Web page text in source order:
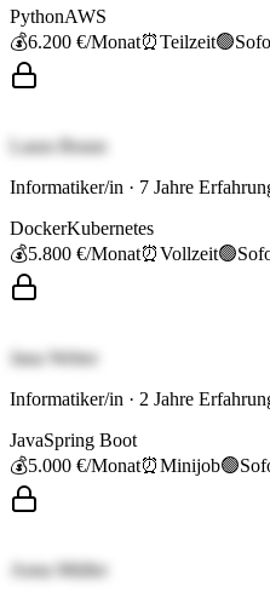
PythonAWS
💰6.200 €/Monat⏰Teilzeit🟢
Laura Braun
Informatiker/in · 7 Jahre
DockerKubernetes
💰5.800 €/Monat⏰Vollzeit🟢
Jana Weber
Informatiker/in · 2 Jahre
JavaSpring Boot
💰5.000 €/Monat⏰Minijob🟢
Anna Müller